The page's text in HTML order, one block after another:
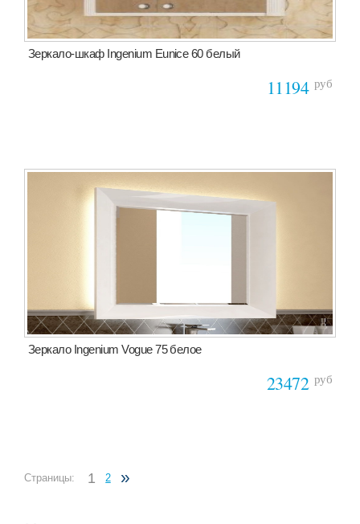
Зеркало-шкаф Ingenium Eunice 60 белый
11194 руб
Зеркало Ingenium Vogue 75 белое
23472 руб
Страницы: 1 2 »